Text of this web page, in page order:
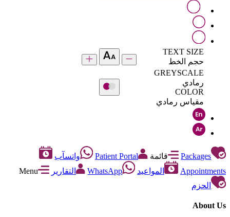
TEXT SIZE
حجم الخط
GREYSCALE
رمادي
COLOR
مقياس رمادي
Packages قائمة Patient Portal
واتسآب
Appointments
المواعيد WhatsApp التقارير
Menu
الحزم
About Us